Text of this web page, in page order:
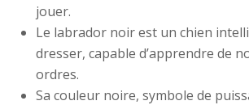
jouer.
Le labrador noir est un chien
dresser, capable d’apprendre de
ordres.
Sa couleur noire, symbole de